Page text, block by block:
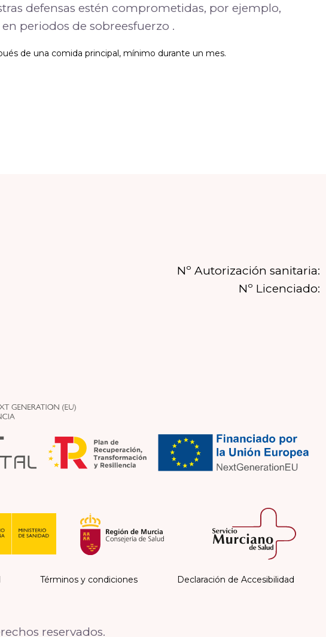
defensas estén comprometidas, por ejemplo,
periodos de sobreesfuerzo .
de una comida principal, mínimo durante un mes.
Nº Autorización sanitaria:
Nº Licenciado:
Términos y condiciones Declaración de Accesibilidad
reservados.